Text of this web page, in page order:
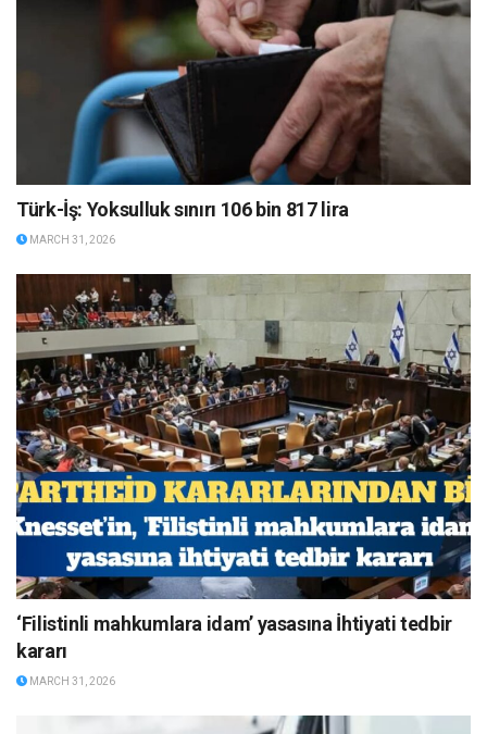
Türk-İş: Yoksulluk sınırı 106 bin 817 lira
MARCH 31, 2026
‘Filistinli mahkumlara idam’ yasasına İhtiyati tedbir
kararı
MARCH 31, 2026